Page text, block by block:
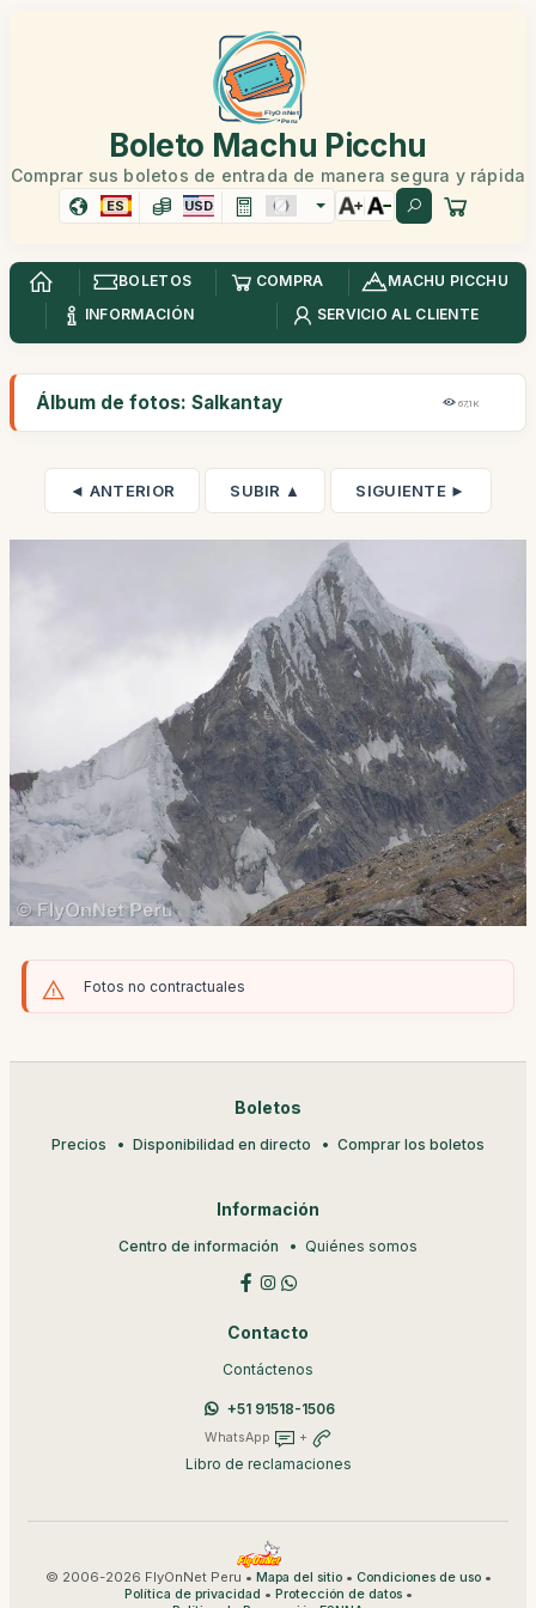
Boleto Machu Picchu
Comprar sus boletos de entrada de manera segura y rápida
ES USD
BOLETOS COMPRA
MACHU PICCHU
INFORMACIÓN
SERVICIO AL CLIENTE
Álbum de fotos: Salkantay 67,1K
◄ ANTERIOR SUBIR ▲ SIGUIENTE ►
Fotos no contractuales
Boletos
Precios Disponibilidad en directo Comprar los boletos
Información
Centro de información Quiénes somos
Contacto
Contáctenos
+51 91518-1506
WhatsApp +
Libro de reclamaciones
© 2006-2026 FlyOnNet Peru • Mapa del sitio• Condiciones de uso•
Política de privacidad • Protección de datos•